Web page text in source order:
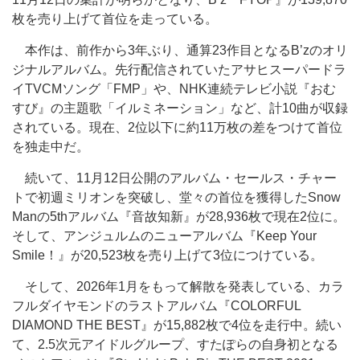
枚を売り上げて首位を走っている。
本作は、前作から3年ぶり、通算23作目となるB’zのオリ
ジナルアルバム。先行配信されていたアサヒスーパードラ
イTVCMソング「FMP」や、NHK連続テレビ小説『おむ
すび』の主題歌「イルミネーション」など、計10曲が収録
されている。現在、2位以下に約11万枚の差をつけて首位
を独走中だ。
続いて、11月12日公開のアルバム・セールス・チャー
トで初週ミリオンを突破し、堂々の首位を獲得したSnow
Manの5thアルバム『音故知新』が28,936枚で現在2位に。
そして、アンジュルムのニューアルバム『Keep Your
Smile！』が20,523枚を売り上げて3位につけている。
そして、2026年1月をもって解散を発表している、カラ
フルダイヤモンドのラストアルバム『COLORFUL
DIAMOND THE BEST』が15,882枚で4位を走行中。続い
て、2.5次元アイドルグループ、すたぽらの自身初となる